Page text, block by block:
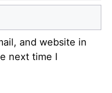
and website in
next time I